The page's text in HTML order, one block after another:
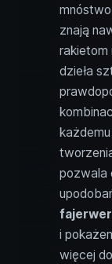
znają
dzieła
pozwala
i
więcej